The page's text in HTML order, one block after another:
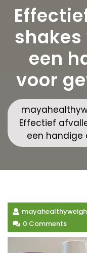
een
voor
Effectief
een handige
0 Comments